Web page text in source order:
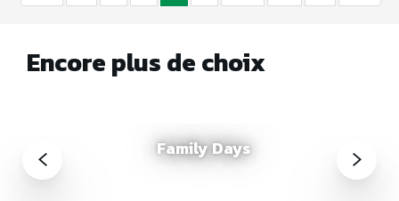
Encore plus de choix
Family Days